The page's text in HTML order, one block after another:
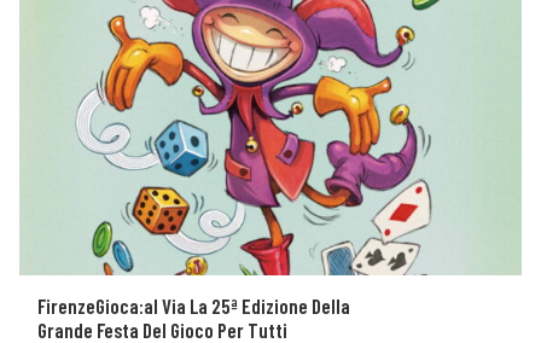
FirenzeGioca:al Via La 25ª Edizione Della
Grande Festa Del Gioco Per Tutti